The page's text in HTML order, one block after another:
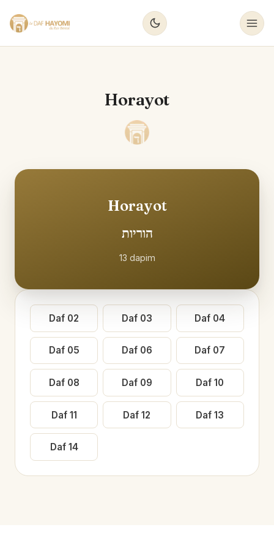
Horayot
Horayot
הוריות
13 dapim
Daf 02 Daf 03 Daf 04
Daf 05 Daf 06 Daf 07
Daf 08 Daf 09 Daf10
Daf 11 Daf12 Daf13
Daf 14